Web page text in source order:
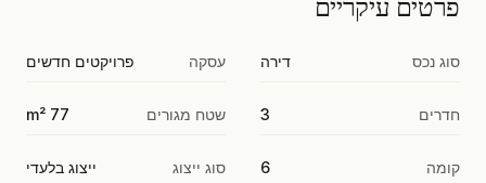
סוג נכס דירה עסקה פרויקטים חדשים
חדרים 3 שטח מגורים 77 m²
קומה 6 סוג ייצוג ייצוג בלעדי